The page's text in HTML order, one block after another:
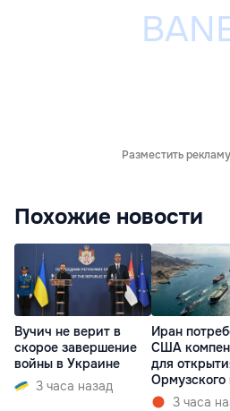
Разместить
Похожие новости
Вучич не верит в
скорое завершение
войны в Украине
3 часа назад
Иран
США
для
Ормузского
3 часа